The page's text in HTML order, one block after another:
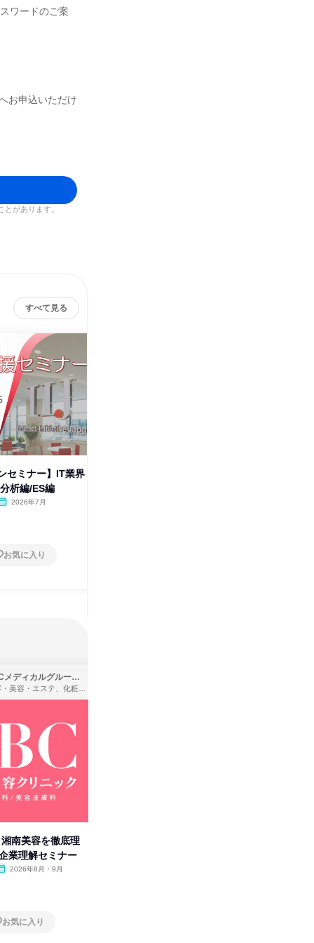
ワードのご案
お申込いただけ
があります。
すべて見る
セミナー】IT業界
析編/ES編
2026年7月
お気に入り
SBCメディカルグループ株式会社
理容・美容・エステ、化粧品・理美容用品小売、医療・病院
湘南美容を徹底理
業理解セミナー
2026年8月・9月
お気に入り